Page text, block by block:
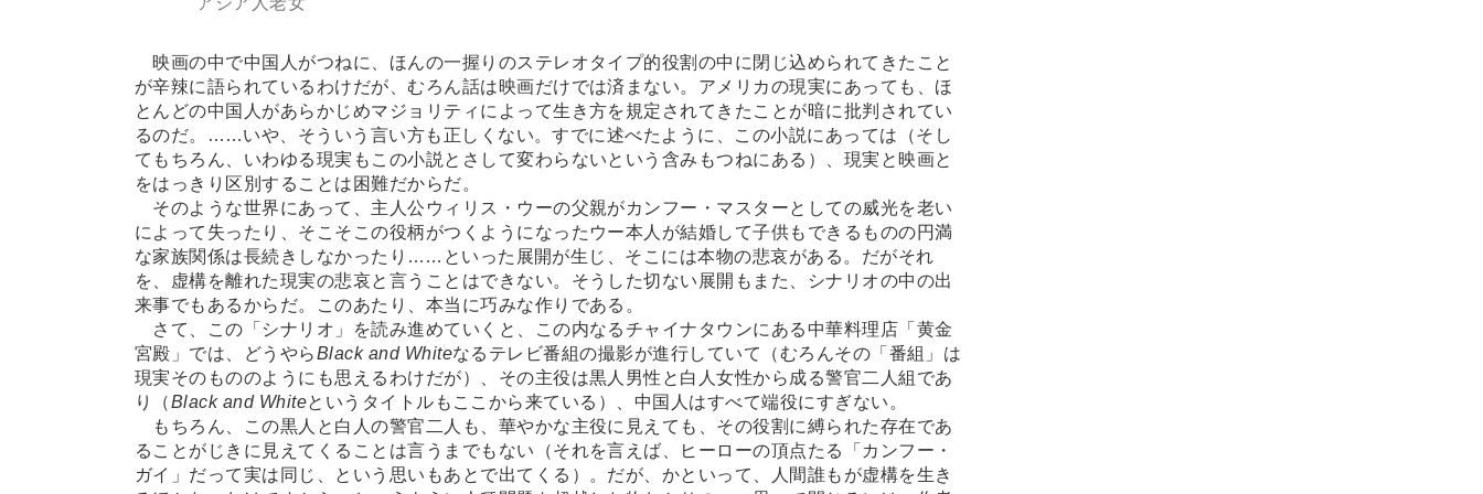
映画の中で中国人がつねに、ほんの一握りのステレオタイプ的役割の中に閉じ込められてきたこと
が辛辣に語られているわけだが、むろん話は映画だけでは済まない。アメリカの現実にあっても、ほ
とんどの中国人があらかじめマジョリティによって生き方を規定されてきたことが暗に批判されてい
るのだ。
… …いや、そういう言い方も正しくない。すでに述べたように、この小説にあっては（そし
てもちろん、いわゆる現実もこの小説とさして変わらないという含みもつねにある）、現実と映画と
をはっきり区別することは困難だからだ。
そのような世界にあって、主人公ウィリス・ウーの父親がカンフー・マスターとしての威光を老い
によって失ったり、そこそこの役柄がつくようになったウー本人が結婚して子供もできるものの円満
な家族関係は長続きしなかったり … …といった展開が生じ、そこには本物の悲哀がある。だがそれ
を、虚構を離れた現実の悲哀と言うことはできない。そうした切ない展開もまた、シナリオの中の出
来事でもあるからだ。このあたり、本当に巧みな作りである。
さて、この「シナリオ」を読み進めていくと、この内なるチャイナタウンにある中華料理店「黄金
宮殿」では、どうやらBlack and Whiteなるテレビ番組の撮影が進行していて（むろんその「番組」は
現実そのもののようにも思えるわけだが）、その主役は黒人男性と白人女性から成る警官二人組であ
り（Black and Whiteというタイトルもここから来ている）、中国人はすべて端役にすぎない。
もちろん、この黒人と白人の警官二人も、華やかな主役に見えても、その役割に縛られた存在であ
ることがじきに見えてくることは言うまでもない（それを言えば、ヒーローの頂点たる「カンフー・
ガイ」だって実は同じ、という思いもあとで出てくる）。だが、かといって、人間誰もが虚構を生き